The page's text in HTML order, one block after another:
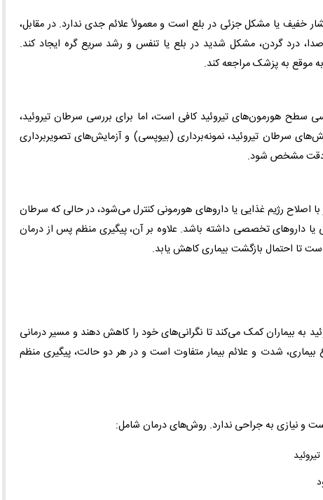
خفیف یا مشکل جزئی در بلع است و معمولاً علائم جدی ندارد. در مقابل،
صدا، درد گردن، مشکل شدید در بلع یا تنفس و رشد سریع گره ایجاد کند.
موقع به پزشک مراجعه کند.
سطح هورمون‌های تیروئید کافی است، اما برای بررسی سرطان تیروئید،
سرطان تیروئید، نمونه‌برداری (بیوپسی) و آزمایش‌های تصویربرداری
دقت مشخص شود.
با اصلاح رژیم غذایی یا داروهای هورمونی کنترل می‌شود، در حالی که سرطان
یا داروهای تخصصی داشته باشد. علاوه بر آن، پیگیری منظم پس از درمان
تا احتمال بازگشت بیماری کاهش یابد.
به بیماران کمک می‌کند تا نگرانی‌های خود را کاهش دهند و مسیر درمانی
بیماری، شدت و علائم بیمار متفاوت است و در هر دو حالت، پیگیری منظم
و نیازی به جراحی ندارد. روش‌های درمان شامل: